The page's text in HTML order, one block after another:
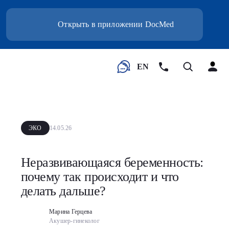
Открыть в приложении DocMed
EN
ЭКО 14.05.26
Неразвивающаяся беременность:
почему так происходит и что
делать дальше?
Марина Герцева
Акушер-гинеколог